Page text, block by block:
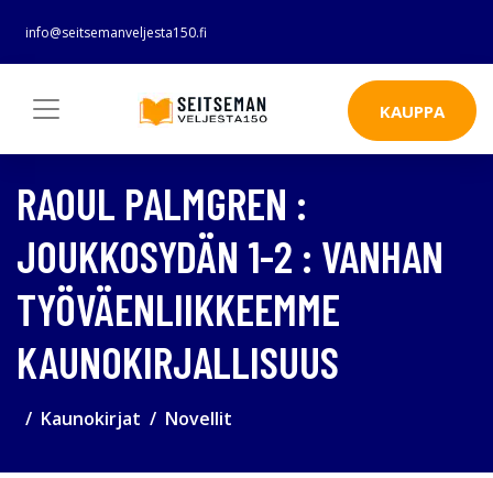
info@seitsemanveljesta150.fi
KAUPPA
RAOUL PALMGREN :
JOUKKOSYDÄN 1-2 : VANHAN
TYÖVÄENLIIKKEEMME
KAUNOKIRJALLISUUS
Kaunokirjat Novellit